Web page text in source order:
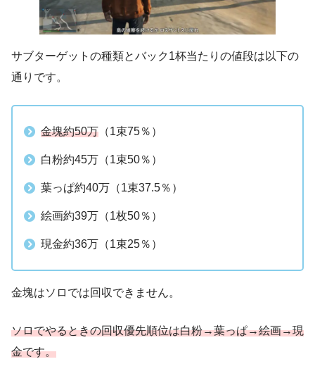
サブターゲットの種類とバック1杯当たりの値段は以下の
通りです。
金塊約50万 （1束75％）
白粉約45万（1束50％）
葉っぱ約40万（1束37.5％）
絵画約39万（1枚50％）
現金約36万（1束25％）
金塊はソロでは回収できません。
ソロでやるときの回収優先順位は白粉→葉っぱ→絵画→現
金です。